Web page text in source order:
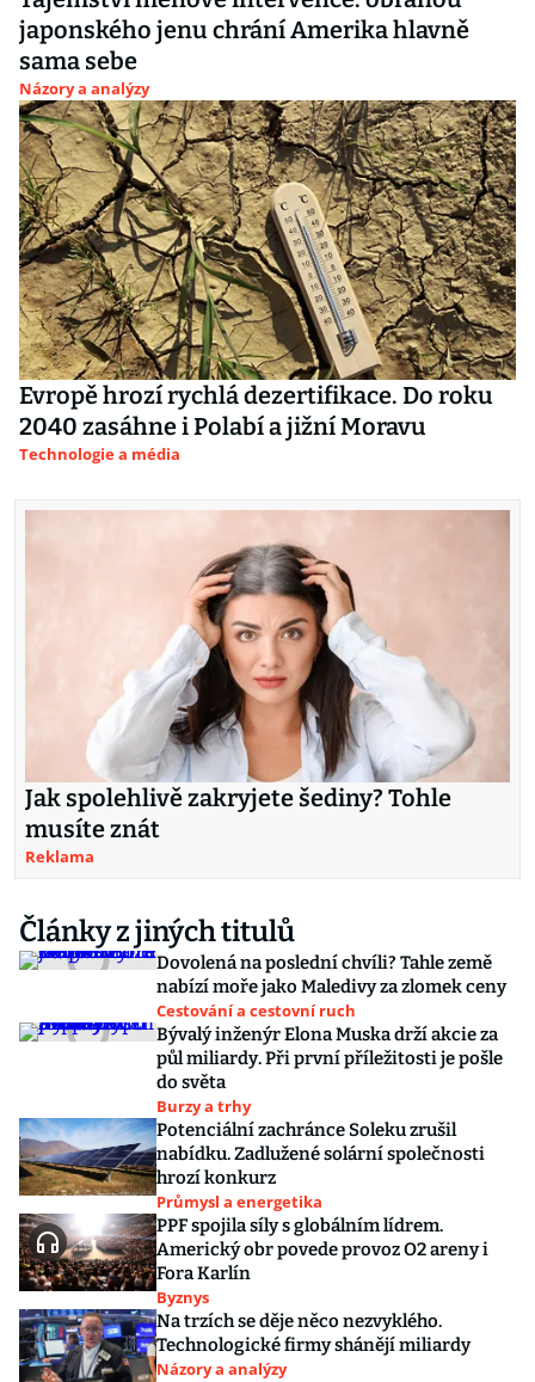
japonského jenu chrání Amerika hlavně
sama sebe
Názory a analýzy
Evropě hrozí rychlá dezertifikace. Do roku
2040 zasáhne i Polabí a jižní Moravu
Technologie a média
Jak spolehlivě zakryjete šediny? Tohle
musíte znát
Reklama
Články z jiných titulů
Dovolená na poslední chvíli? Tahle země
nabízí moře jako Maledivy za zlomek ceny
Cestování a cestovní ruch
Bývalý inženýr Elona Muska drží akcie za
půl miliardy. Při první příležitosti je pošle
do světa
Burzy a trhy
Potenciální zachránce Soleku zrušil
nabídku. Zadlužené solární společnosti
hrozí konkurz
Průmysl a energetika
PPF spojila síly s globálním lídrem.
Americký obr povede provoz O2 areny i
Fora Karlín
Byznys
Na trzích se děje něco nezvyklého.
Technologické firmy shánějí miliardy
Názory a analýzy